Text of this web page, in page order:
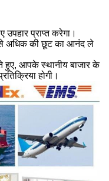
प्राप्त करेगा।
अधिक की छूट का आनंद ले
हुए, आपके स्थानीय बाजार के
होगी।